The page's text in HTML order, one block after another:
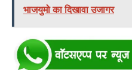
भाजयुमो का दिखावा उजागर